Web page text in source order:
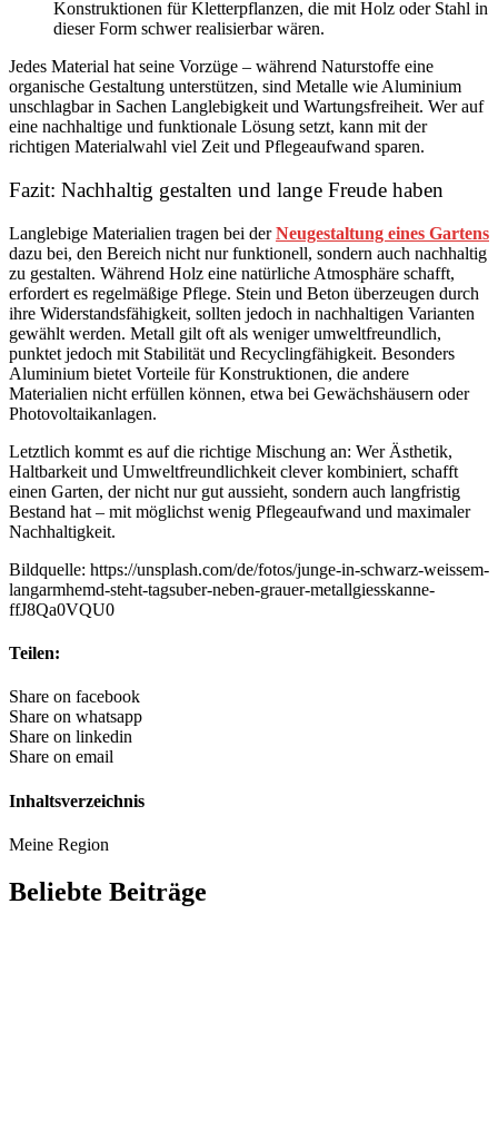
Konstruktionen für Kletterpflanzen, die mit Holz oder Stahl in
dieser Form schwer realisierbar wären.
Jedes Material hat seine Vorzüge – während Naturstoffe eine
organische Gestaltung unterstützen, sind Metalle wie Aluminium
unschlagbar in Sachen Langlebigkeit und Wartungsfreiheit. Wer auf
eine nachhaltige und funktionale Lösung setzt, kann mit der
richtigen Materialwahl viel Zeit und Pflegeaufwand sparen.
Fazit: Nachhaltig gestalten und lange Freude haben
Langlebige Materialien tragen bei derNeugestaltung eines Gartens
dazu bei, den Bereich nicht nur funktionell, sondern auch nachhaltig
zu gestalten. Während Holz eine natürliche Atmosphäre schafft,
erfordert es regelmäßige Pflege. Stein und Beton überzeugen durch
ihre Widerstandsfähigkeit, sollten jedoch in nachhaltigen Varianten
gewählt werden. Metall gilt oft als weniger umweltfreundlich,
punktet jedoch mit Stabilität und Recyclingfähigkeit. Besonders
Aluminium bietet Vorteile für Konstruktionen, die andere
Materialien nicht erfüllen können, etwa bei Gewächshäusern oder
Photovoltaikanlagen.
Letztlich kommt es auf die richtige Mischung an: Wer Ästhetik,
Haltbarkeit und Umweltfreundlichkeit clever kombiniert, schafft
einen Garten, der nicht nur gut aussieht, sondern auch langfristig
Bestand hat – mit möglichst wenig Pflegeaufwand und maximaler
Nachhaltigkeit.
Bildquelle: https://unsplash.com/de/fotos/junge-in-schwarz-weissem-
langarmhemd-steht-tagsuber-neben-grauer-metallgiesskanne-
ffJ8Qa0VQU0
Teilen:
Share on facebook
Share on whatsapp
Share on linkedin
Share on email
Inhaltsverzeichnis
Meine Region
Beliebte Beiträge